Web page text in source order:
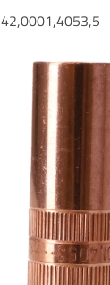
42,0001,4053,5